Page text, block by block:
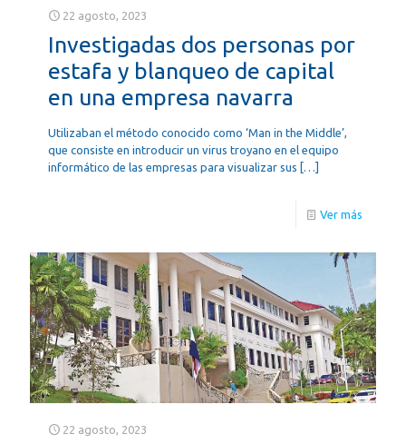
22 agosto, 2023
Investigadas dos personas por
estafa y blanqueo de capital
en una empresa navarra
Utilizaban el método conocido como ‘Man in the Middle’,
que consiste en introducir un virus troyano en el equipo
informático de las empresas para visualizar sus […]
Ver más
22 agosto, 2023